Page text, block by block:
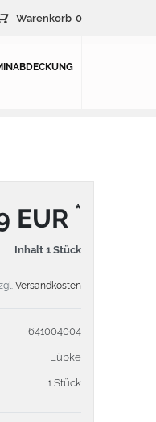
Warenkorb 0
EUR *
Inhalt 1 Stück
Versandkosten
641004004
Lübke
1 Stück